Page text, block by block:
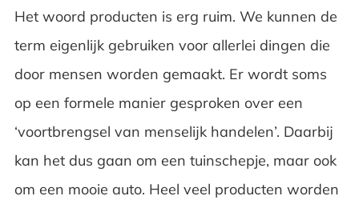
Het woord producten is erg ruim. We kunnen de
term eigenlijk gebruiken voor allerlei dingen die
door mensen worden gemaakt. Er wordt soms
op een formele manier gesproken over een
‘voortbrengsel van menselijk handelen’. Daarbij
kan het dus gaan om een tuinschepje, maar ook
om een mooie auto. Heel veel producten worden